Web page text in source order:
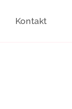
Kontakt